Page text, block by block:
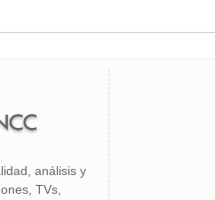
análisis y
TVs,